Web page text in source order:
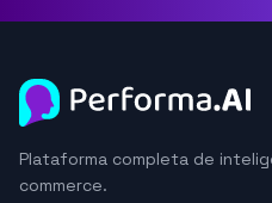
Plataforma completa de
commerce.